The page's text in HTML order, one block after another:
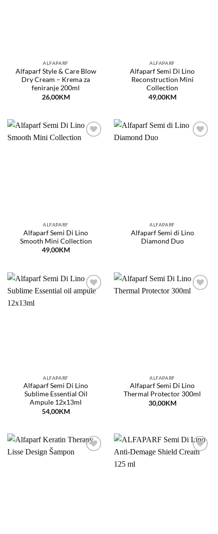
ALFAPARF
Alfaparf Style & Care Blow
Dry Cream – Krema za
feniranje 200ml
26,00KM
ALFAPARF
Alfaparf Semi Di Lino
Reconstruction Mini
Collection
49,00KM
ALFAPARF
Alfaparf Semi Di Lino
Smooth Mini Collection
49,00KM
ALFAPARF
Alfaparf Semi di Lino
Diamond Duo
Dodaj
ALFAPARF
Alfaparf Semi Di Lino
Sublime Essential Oil
Ampule 12x13ml
54,00KM
ALFAPARF
Alfaparf Semi Di Lino
Thermal Protector 300ml
30,00KM